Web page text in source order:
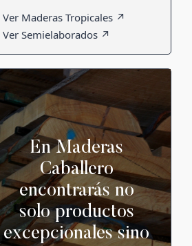
Ver Maderas Tropicales ↗
Ver Semielaborados ↗
En Maderas
Caballero
encontrarás no
solo productos
excepcionales sino